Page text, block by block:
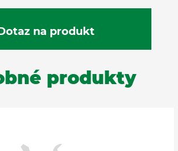
produkty